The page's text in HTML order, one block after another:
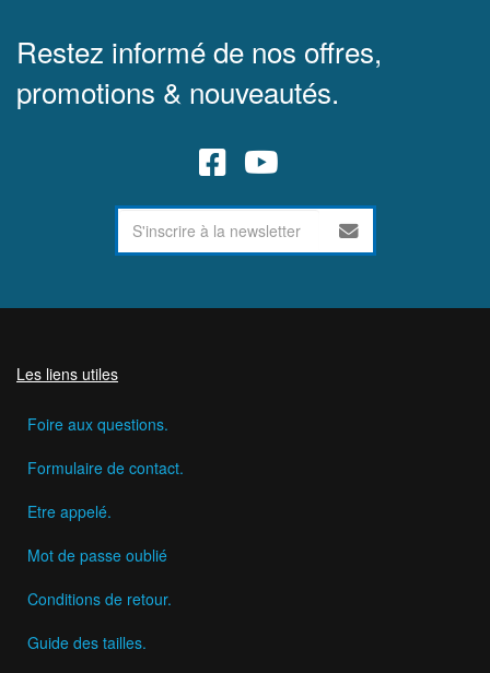
Restez informé de nos offres,
promotions & nouveautés.
Les liens utiles
Foire aux questions.
Formulaire de contact.
Etre appelé.
Mot de passe oublié
Conditions de retour.
Guide des tailles.